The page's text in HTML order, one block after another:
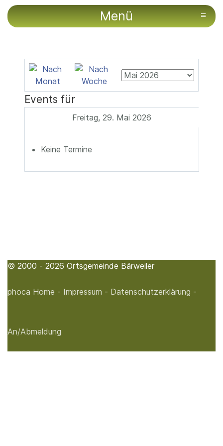
Menü ≡
Events für
Freitag, 29. Mai 2026
Keine Termine
© 2000 - 2026 Ortsgemeinde Bärweiler
phoca Home - Impressum - Datenschutzerklärung -
An/Abmeldung